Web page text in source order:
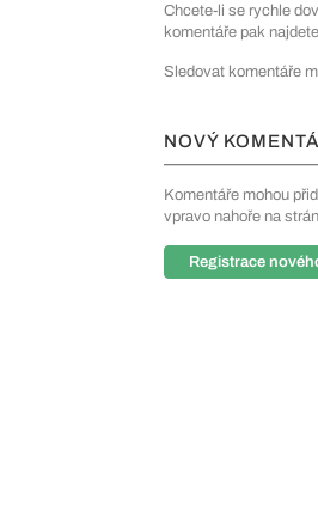
Chcete-li se rychle
komentáře pak
Sledovat komentáře
NOVÝ
Komentáře mohou
vpravo nahoře na
Registrace